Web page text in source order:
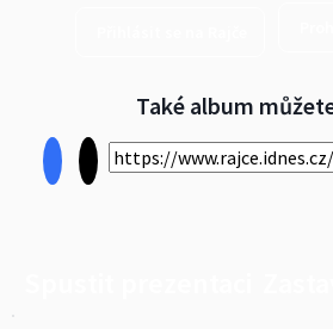
Také album